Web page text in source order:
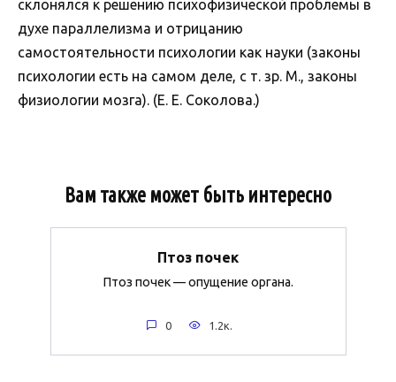
склонялся к решению психофизической проблемы в
духе параллелизма и отрицанию
самостоятельности психологии как науки (законы
психологии есть на самом деле, с т. зр. М., законы
физиологии мозга). (Е. Е. Соколова.)
Вам также может быть интересно
Птоз почек
Птоз почек — опущение органа.
0 1.2к.